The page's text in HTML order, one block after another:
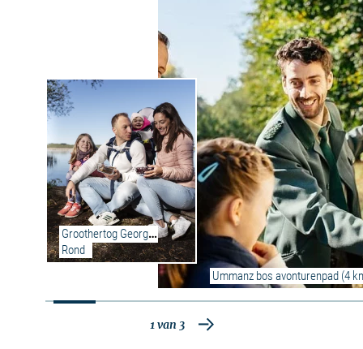
modellen van blaaswier, mosselen, helmgras,
zeepokken, botten, zilvermeeuwen en nog veel
meer kunnen worden bewonderd. Geïllustreerde
borden geven uitleg over de levenswijze en
speciale kenmerken van elke soort. Op de
terugweg langs het strand kun je
zilvermeeuwen en mosselen in het wild zien. En
als je goed naar je voeten kijkt, kun je zelfs het
geluk hebben om een zeldzame barnsteen te
vinden.
Groothertog Georg -
Rond
Ummanz bos avonturenpad (4
1 van 3